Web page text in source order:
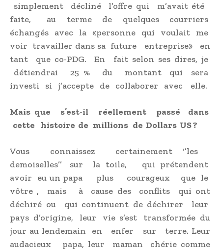
simplement décliné l’offre qui m’avait été
faite, au terme de quelques courriers
échangés avec la «personne qui voulait me
voir travailler dans sa future entreprise» en
tant que co-PDG. En fait selon ses dires, je
détiendrai 25 % du montant qui sera
investi si j’accepte de collaborer avec elle.
Mais que s’est-il réellement passé dans
cette histoire de millions de Dollars US ?
Vous connaissez certainement ‘’les
demoiselles’’ sur la toile, qui prétendent
avoir eu un papa plus courageux que le
vôtre , mais à cause des conflits qui ont
déchiré ou qui continuent de déchirer leur
pays d’origine, leur vie s’est transformée du
jour au lendemain en enfer sur terre. Leur
audacieux papa, leur maman chérie comme